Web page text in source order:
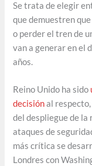
Se trata de elegir
que demuestren
o perder el tren de
van a generar en el
años.
Reino Unido ha sido
decisiónal
del despliegue de la
ataques de
más crítica se
Londres con